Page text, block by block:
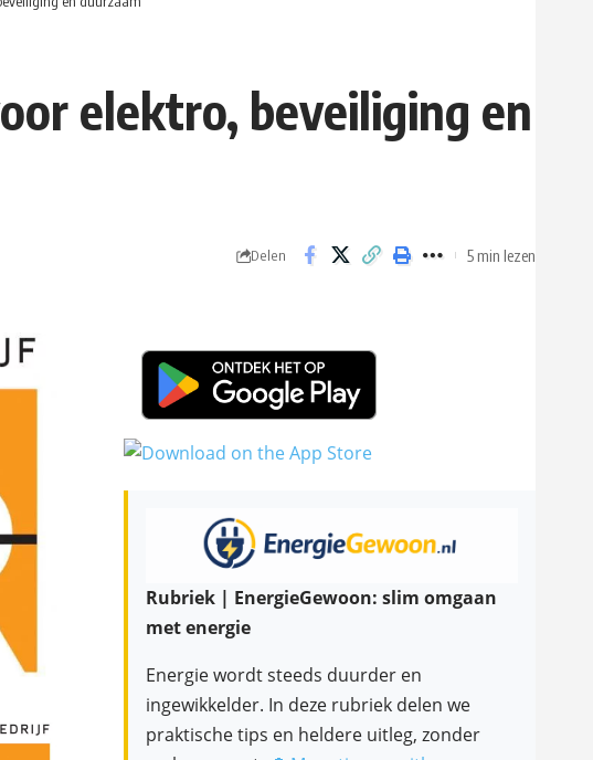
elektro, beveiliging en
Delen 5 min lezen
Rubriek | EnergieGewoon: slim omgaan
met energie
Energie wordt steeds duurder en
ingewikkelder. In deze rubriek delen we
praktische tips en heldere uitleg, zonder